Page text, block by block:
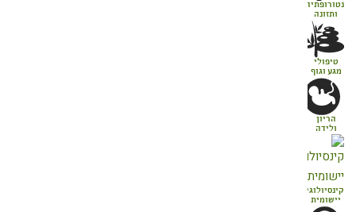
נטורופתיה
ותזונה
טיפולי
מגע וגוף
הריון
ולידה
קינסיולוגיה
יישומית